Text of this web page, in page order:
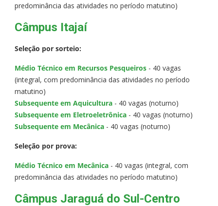
predominância das atividades no período matutino)
Câmpus Itajaí
Seleção por sorteio:
Médio Técnico em Recursos Pesqueiros - 40 vagas
(integral, com predominância das atividades no período
matutino)
Subsequente em Aquicultura - 40 vagas (noturno)
Subsequente em Eletroeletrônica - 40 vagas (noturno)
Subsequente em Mecânica - 40 vagas (noturno)
Seleção por prova:
Médio Técnico em Mecânica - 40 vagas (integral, com
predominância das atividades no período matutino)
Câmpus Jaraguá do Sul-Centro